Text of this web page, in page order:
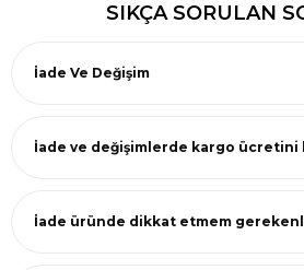
SIKÇA SORULAN
İade Ve Değişim
İade ve değişimlerde kargo ücretini
İade üründe dikkat etmem